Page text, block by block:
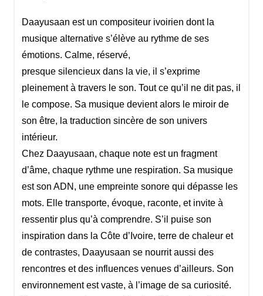
Daayusaan est un compositeur ivoirien dont la
musique alternative s’élève au rythme de ses
émotions. Calme, réservé,
presque silencieux dans la vie, il s’exprime
pleinement à travers le son. Tout ce qu’il ne dit pas, il
le compose. Sa musique devient alors le miroir de
son être, la traduction sincère de son univers
intérieur.
Chez Daayusaan, chaque note est un fragment
d’âme, chaque rythme une respiration. Sa musique
est son ADN, une empreinte sonore qui dépasse les
mots. Elle transporte, évoque, raconte, et invite à
ressentir plus qu’à comprendre. S’il puise son
inspiration dans la Côte d’Ivoire, terre de chaleur et
de contrastes, Daayusaan se nourrit aussi des
rencontres et des influences venues d’ailleurs. Son
environnement est vaste, à l’image de sa curiosité.